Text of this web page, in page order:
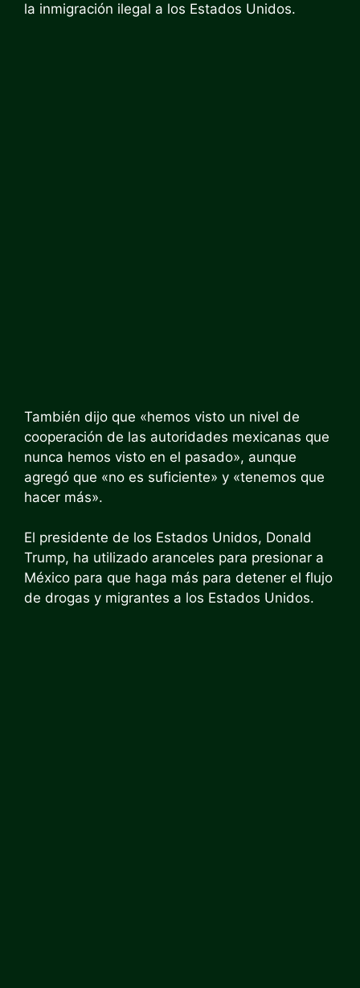
la inmigración ilegal a los Estados Unidos.
También dijo que «hemos visto un nivel de
cooperación de las autoridades mexicanas que
nunca hemos visto en el pasado», aunque
agregó que «no es suficiente» y «tenemos que
hacer más».
El presidente de los Estados Unidos, Donald
Trump, ha utilizado aranceles para presionar a
México para que haga más para detener el flujo
de drogas y migrantes a los Estados Unidos.